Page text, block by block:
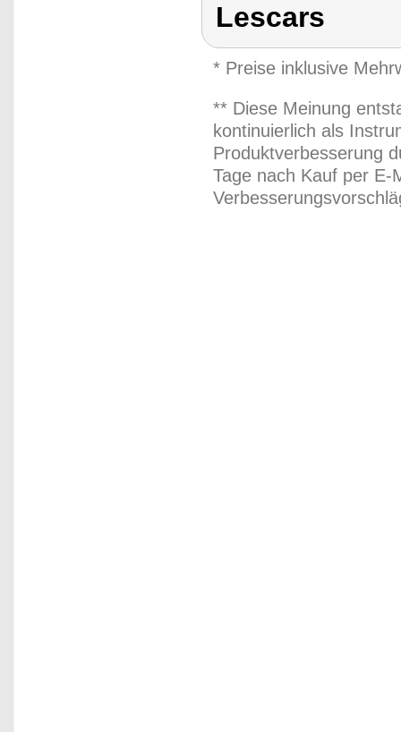
Lescars
* Preise inklusive
** Diese Meinung
kontinuierlich als
Produktverbesserung
Tage nach Kauf per E-